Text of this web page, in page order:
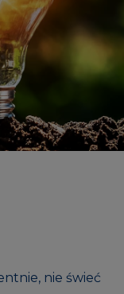
nie świeć